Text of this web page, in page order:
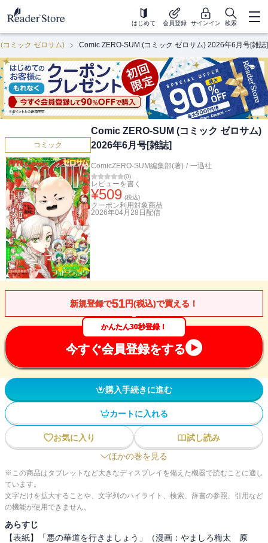
はじめて 会員登録 サインイン 検索
コミック ゼロサム) Comic ZERO-SUM (コミック ゼロサム) 2026年6月号[雑誌]
コミック
Comic ZERO-SUM (コミック ゼロサム)
2026年6月号[雑誌]
ComicZERO-SUM編集部(著) / 一迅社
(0)
レビューを書く
¥509 (税込)
クーポン利用対象商品
2026年04月28日 配信
新規登録で51円(税込)で買える！
かんたん30秒登録！
今すぐ会員登録をする
購入手続きに進む
カートに入れる
お気に入り
試し読み
ほかの巻を見る
※この商品はタブレットなど大きなディスプレイを備えた機器で読むことに適し
ています。
文字だけを拡大することや、文字列のハイライト、検索、辞書の参照、引用など
の機能が使用できません。
あらすじ
【表紙】「悪の華道を行きましょう」（漫画：やましろ梅太 原